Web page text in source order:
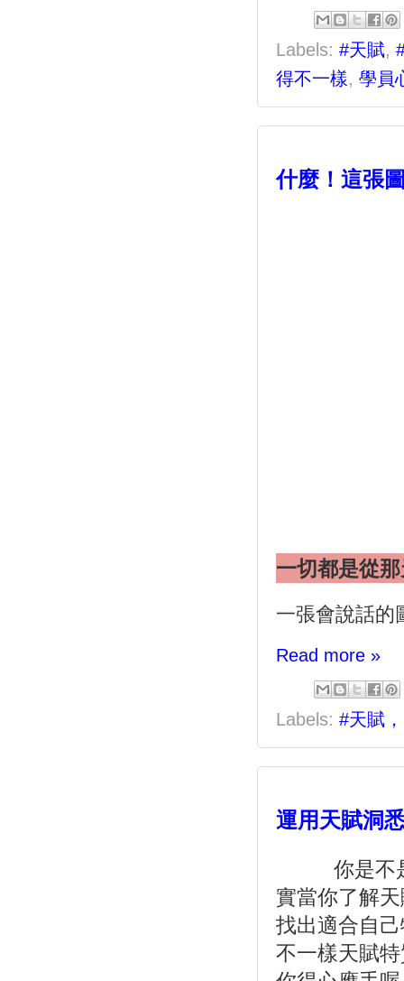
Labels: #天賦
得不一樣 學員
什麼！這張
一切都是從
一張會說話的
Read more »
Labels: #天賦
運用天賦洞
你是不
實當你了解
找出適合自
不一樣天賦